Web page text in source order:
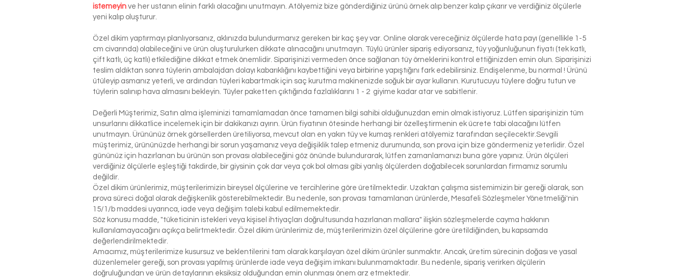
istemeyin ve her ustanın elinin farklı olacağını unutmayın. Atölyemiz bize gönderdiğiniz ürünü örnek alıp benzer kalıp çıkarır ve verdiğiniz ölçülerle
yeni kalıp oluşturur.
Özel dikim yaptırmayı planlıyorsanız, aklınızda bulundurmanız gereken bir kaç şey var. Online olarak vereceğiniz ölçülerde hata payı (genellikle 1-5
cm civarında) olabileceğini ve ürün oluşturulurken dikkate alınacağını unutmayın. Tüylü ürünler sipariş ediyorsanız, tüy yoğunluğunun fiyatı (tek katlı,
çift katlı, üç katlı) etkilediğine dikkat etmek önemlidir. Siparişinizi vermeden önce sağlanan tüy örneklerini kontrol ettiğinizden emin olun. Siparişinizi
teslim aldıktan sonra tüylerin ambalajdan dolayı kabarıklığını kaybettiğini veya birbirine yapıştığını fark edebilirsiniz. Endişelenme, bu normal ! Ürünü
ütüleyip asmanız yeterli, ve ardından tüyleri kabartmak için saç kurutma makinenizde soğuk bir ayar kullanın. Kurutucuyu tüylere doğru tutun ve
tüylerin salınıp hava almasını bekleyin. Tüyler paketten çıktığında fazlalıklarını 1 - 2 giyime kadar atar ve sabitlenir.
Değerli Müşterimiz, Satın alma işleminizi tamamlamadan önce tamamen bilgi sahibi olduğunuzdan emin olmak istiyoruz. Lütfen siparişinizin tüm
unsurlarını dikkatlice incelemek için bir dakikanızı ayırın. Ürün fiyatının ötesinde herhangi bir özelleştirmenin ek ücrete tabi olacağını lütfen
unutmayın. Ürününüz örnek görsellerden üretiliyorsa, mevcut olan en yakın tüy ve kumaş renkleri atölyemiz tarafından seçilecektir.Sevgili
müşterimiz, ürününüzde herhangi bir sorun yaşamanız veya değişiklik talep etmeniz durumunda, son prova için bize göndermeniz yeterlidir. Özel
gününüz için hazırlanan bu ürünün son provası olabileceğini göz önünde bulundurarak, lütfen zamanlamanızı buna göre yapınız. Ürün ölçüleri
verdiğiniz ölçülerle eşleştiği takdirde, bir giysinin çok dar veya çok bol olması gibi yanlış ölçülerden doğabilecek sorunlardan firmamız sorumlu
değildir.
Özel dikim ürünlerimiz, müşterilerimizin bireysel ölçülerine ve tercihlerine göre üretilmektedir. Uzaktan çalışma sistemimizin bir gereği olarak, son
prova süreci doğal olarak değişkenlik gösterebilmektedir. Bu nedenle, son provası tamamlanan ürünlerde, Mesafeli Sözleşmeler Yönetmeliği'nin
15/1/b maddesi uyarınca, iade veya değişim talebi kabul edilmemektedir.
Söz konusu madde, "tüketicinin istekleri veya kişisel ihtiyaçları doğrultusunda hazırlanan mallara" ilişkin sözleşmelerde cayma hakkının
kullanılamayacağını açıkça belirtmektedir. Özel dikim ürünlerimiz de, müşterilerimizin özel ölçülerine göre üretildiğinden, bu kapsamda
değerlendirilmektedir.
Amacımız, müşterilerimize kusursuz ve beklentilerini tam olarak karşılayan özel dikim ürünler sunmaktır. Ancak, üretim sürecinin doğası ve yasal
düzenlemeler gereği, son provası yapılmış ürünlerde iade veya değişim imkanı bulunmamaktadır. Bu nedenle, sipariş verirken ölçülerin
doğruluğundan ve ürün detaylarının eksiksiz olduğundan emin olunması önem arz etmektedir.